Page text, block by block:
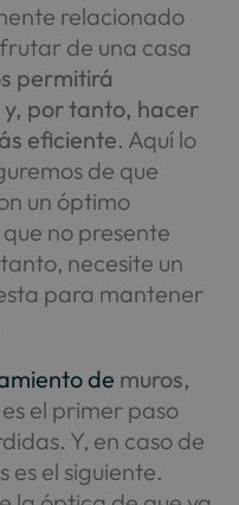
relacionado
de una casa
permitirá
por tanto, hacer
eficiente. Aquí lo
de que
un óptimo
no presente
necesite un
para mantener
de muros,
es el primer paso
Y, en caso de
es el siguiente.